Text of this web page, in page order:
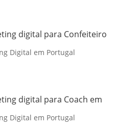
digital para Confeiteiro
Digital em Portugal
digital para Coach em
Digital em Portugal